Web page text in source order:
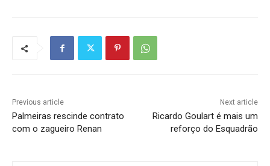
Previous article
Palmeiras rescinde contrato
com o zagueiro Renan
Next article
Ricardo Goulart é mais um
reforço do Esquadrão